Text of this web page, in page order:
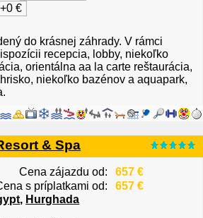
+0 €
do krásnej záhrady. V rámci
recepcia, lobby, niekoľko
orientálna aa la carte reštaurácia,
niekoľko bazénov a aquapark,
& Spa
Cena zájazdu od:
657 €
s príplatkami od:
657 €
, Hurghada